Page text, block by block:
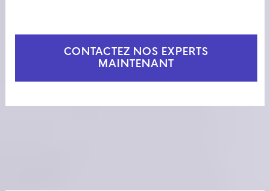
CONTACTEZ NOS EXPERTS
MAINTENANT